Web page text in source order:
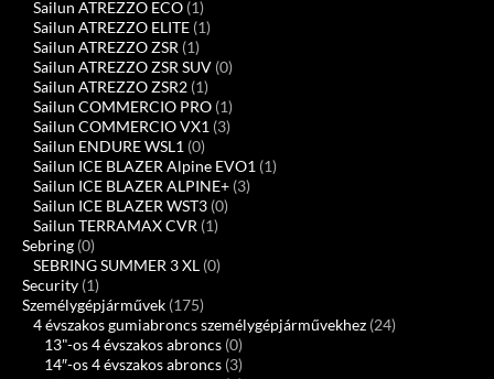
Sailun ATREZZO ECO (1)
Sailun ATREZZO ELITE (1)
Sailun ATREZZO ZSR (1)
Sailun ATREZZO ZSR SUV (0)
Sailun ATREZZO ZSR2 (1)
Sailun COMMERCIO PRO (1)
Sailun COMMERCIO VX1 (3)
Sailun ENDURE WSL1 (0)
Sailun ICE BLAZER Alpine EVO1 (1)
Sailun ICE BLAZER ALPINE+ (3)
Sailun ICE BLAZER WST3 (0)
Sailun TERRAMAX CVR (1)
Sebring (0)
SEBRING SUMMER 3 XL (0)
Security (1)
Személygépjárművek (175)
4 évszakos gumiabroncs személygépjárművekhez (24)
13"-os 4 évszakos abroncs (0)
14″-os 4 évszakos abroncs (3)